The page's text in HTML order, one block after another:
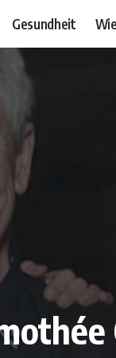
Gesundheit